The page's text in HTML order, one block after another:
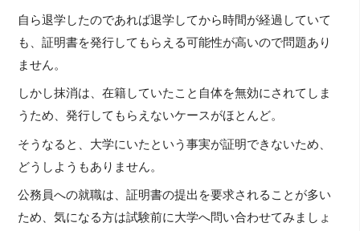
自ら退学したのであれば退学してから時間が経過していて
も、証明書を発行してもらえる可能性が高いので問題あり
ません。
しかし抹消は、在籍していたこと自体を無効にされてしま
うため、発行してもらえないケースがほとんど。
そうなると、大学にいたという事実が証明できないため、
どうしようもありません。
公務員への就職は、証明書の提出を要求されることが多い
ため、気になる方は試験前に大学へ問い合わせてみましょ